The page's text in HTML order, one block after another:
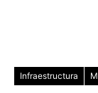
Infraestructura